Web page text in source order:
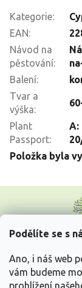
Podělíte se s
Ano, i náš web
vám budeme
prohlížení
Kategorie:
EAN:
Návod na
pěstování:
Balení:
Tvar a
výška:
Plant
Passport:
A:
Položka byla
p
Vše o nákupu